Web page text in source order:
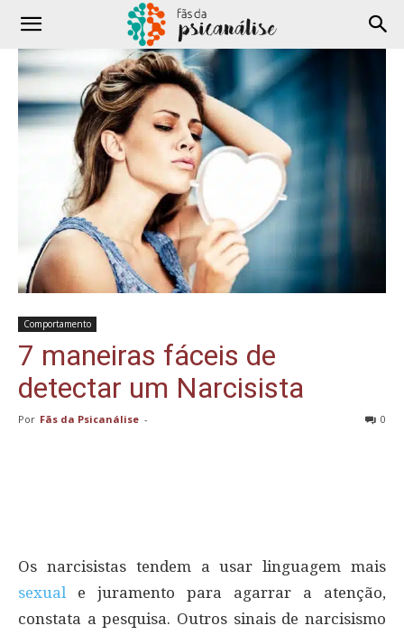
Comportamento
7 maneiras fáceis de
detectar um Narcisista
Por Fãs da Psicanálise - 0
Os narcisistas tendem a usar linguagem mais
sexuale juramento para agarrar a atenção,
constata a pesquisa. Outros sinais de narcisismo